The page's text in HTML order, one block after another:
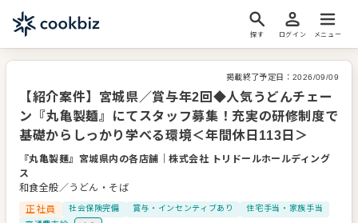
探す ログイン メニュー
掲載終了予定日： 2026/09/09
【紹介案件】宮城県／賞与年2回◆人気うどんチェー
ン『丸亀製麺』にてスタッフ募集！充実の研修制度で
基礎からしっかり学べる環境＜年間休日113日＞
『丸亀製麺』宮城県内の各店舗 ｜株式会社 トリドールホールディング
ス
和食全般／うどん・そば
正社員
社会保険完備 賞与・インセンティブあり
住宅手当・家族手当